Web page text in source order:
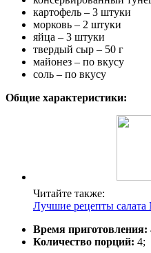
картофель – 3 штуки
морковь – 2 штуки
яйца – 3 штуки
твердый сыр – 50 г
майонез – по вкусу
соль – по вкусу
Общие характеристики:
Читайте также:
Лучшие рецепты салата
Время приготовления:
Количество порций: 4;